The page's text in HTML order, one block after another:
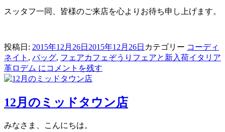
スッタフ一同、皆様のご来店を心よりお待ち申し上げます。
投稿日: 2015年12月26日 2015年12月26日 カテゴリー コーディ
ネイト , バッグ, フェアカフェぞうりフェアと新入荷イタリア
革ロデム に コメントを残す
12月のミッドタウン店
みなさま、こんにちは。